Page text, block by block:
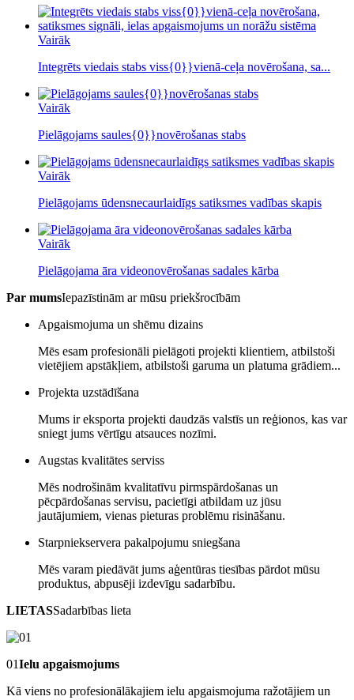
Vairāk
Integrēts viedais stabs viss{0}}vienā-ceļa novērošana, sa...
Vairāk
Pielāgojams saules{0}}novērošanas stabs
Vairāk
Pielāgojams ūdensnecaurlaidīgs satiksmes vadības skapis
Vairāk
Pielāgojama āra videonovērošanas sadales kārba
Par mumsIepazīstinām ar mūsu priekšrocībām
Apgaismojuma un shēmu dizains
Mēs esam profesionāli pielāgoti projekti klientiem, atbilstoši
vietējiem apstākļiem, atbilstoši garuma un platuma grādiem...
Projekta uzstādīšana
Mums ir eksporta projekti daudzās valstīs un reģionos, kas var
sniegt jums vērtīgu atsauces nozīmi.
Augstas kvalitātes serviss
Mēs nodrošinām kvalitatīvu pirmspārdošanas un
pēcpārdošanas servisu, pacietīgi atbildam uz jūsu
jautājumiem, vienas pieturas problēmu risināšanu.
Starpniekservera pakalpojumu sniegšana
Mēs varam piedāvāt jums aģentūras tiesības pārdot mūsu
produktus, abpusēji izdevīgu sadarbību.
LIETASSadarbības lieta
01Ielu apgaismojums
Kā viens no profesionālākajiem ielu apgaismojuma ražotājiem un